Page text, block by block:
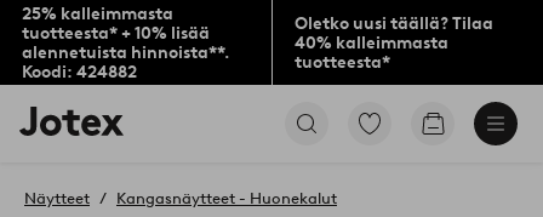
25% kalleimmasta
tuotteesta* + 10% lisää
alennetuista hinnoista**.
Koodi: 424882
Oletko uusi täällä? Tilaa
40% kalleimmasta
tuotteesta*
Jotex-
logo
aloitussivulle
Siirry
Siirry
Näytteet Kangasnäytteet - Huonekalut